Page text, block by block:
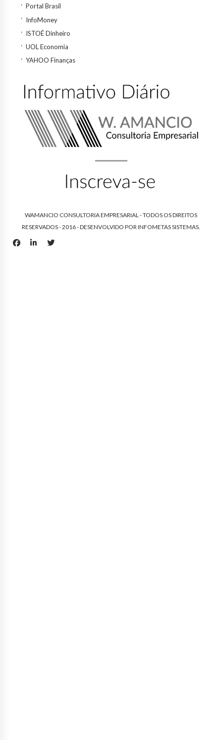
Portal Brasil
InfoMoney
ISTOÉ Dinheiro
UOL Economia
YAHOO Finanças
WAMANCIO CONSULTORIA EMPRESARIAL - TODOS OS DIREITOS
RESERVADOS - 2016 - DESENVOLVIDO POR INFOMETAS SISTEMAS